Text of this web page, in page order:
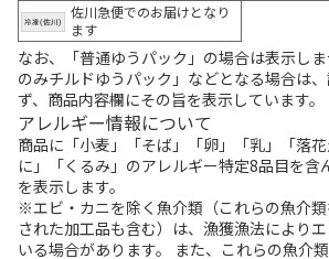
佐川急便でのお届けとなり
ます
なお、「普通ゆうパック」の場合は表示し
のみチルドゆうパック」などとなる場合は
ず、商品内容欄にその旨を表示しています。
アレルギー情報について
商品に「小麦」「そば」「卵」「乳」「落
に」「くるみ」のアレルギー特定8品目を含
を表示します。
※エビ・カニを除く魚介類（これらの魚介
された加工品も含む）は、漁獲漁法により
いる場合があります。 また、これらの魚介